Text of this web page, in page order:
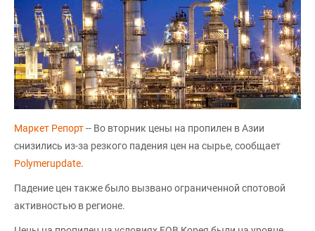
Маркет Репорт-- Во вторник цены на пропилен в Азии
снизились из-за резкого падения цен на сырье, сообщает
Polymerupdate.
Падение цен также было вызвано ограниченной спотовой
активностью в регионе.